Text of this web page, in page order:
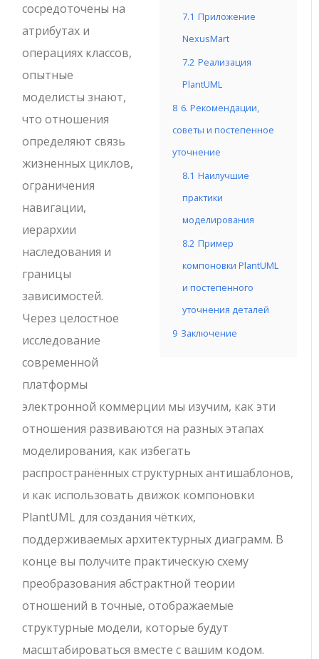
7.1 Приложение
NexusMart
7.2 Реализация
PlantUML
8 6. Рекомендации,
советы и постепенное
уточнение
8.1 Наилучшие
практики
моделирования
8.2 Пример
компоновки PlantUML
и постепенного
уточнения деталей
9 Заключение
сосредоточены на
атрибутах и
операциях классов,
опытные
моделисты знают,
что отношения
определяют связь
жизненных циклов,
ограничения
навигации,
иерархии
наследования и
границы
зависимостей.
Через целостное
исследование
современной
платформы
электронной коммерции мы изучим, как эти
отношения развиваются на разных этапах
моделирования, как избегать
распространённых структурных антишаблонов,
и как использовать движок компоновки
PlantUML для создания чётких,
поддерживаемых архитектурных диаграмм. В
конце вы получите практическую схему
преобразования абстрактной теории
отношений в точные, отображаемые
структурные модели, которые будут
масштабироваться вместе с вашим кодом.